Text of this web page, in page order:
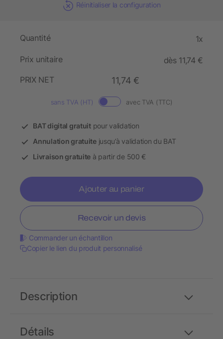
Réinitialiser la configuration
Quantité 1x
Prix unitaire
dès 11,74 €
PRIX NET
11,74 €
sans TVA (HT) avec TVA (TTC)
BAT digital gratuitpour validation
Annulation gratuitejusqu’à validation du BAT
Livraison gratuite à partir de 500 €
Ajouter au panier
Recevoir un devis
Commander un échantillon
Copier le lien du produit personnalisé
Détails
Description